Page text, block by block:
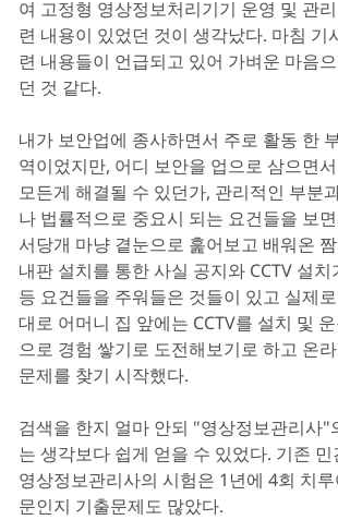
여 고정형 영상정보처리기기 운영 및 관
련 내용이 있었던 것이 생각났다. 마침 기
련 내용들이 언급되고 있어 가벼운 마음
던 것 같다.
내가 보안업에 종사하면서 주로 활동 한
역이었지만, 어디 보안을 업으로 삼으면
모든게 해결될 수 있던가, 관리적인 부분
나 법률적으로 중요시 되는 요건들을 보
서당개 마냥 곁눈으로 훑어보고 배워온
내판 설치를 통한 사실 공지와 CCTV 설
등 요건들을 주워들은 것들이 있고 실제
대로 어머니 집 앞에는 CCTV를 설치 및
으로 경험 쌓기로 도전해보기로 하고 온
문제를 찾기 시작했다.
검색을 한지 얼마 안되 "영상정보관리사"
는 생각보다 쉽게 얻을 수 있었다. 기존
영상정보관리사의 시험은 1년에 4회 치
문인지 기출문제도 많았다.